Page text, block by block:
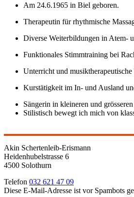
Am 24.6.1965 in Biel geboren.
Therapeutin für rhythmische
Diverse Weiterbildungen in Atem-
Funktionales Stimmtraining bei
Unterricht und
Kurstätigkeit im In- und Ausland
Sängerin in kleineren und
Stilistisch bewegt ich mich von
Akin Schertenleib-Erismann
Heidenhubelstrasse 6
4500 Solothurn
Telefon 032 621 47 09
Diese E-Mail-Adresse ist vor Spambots